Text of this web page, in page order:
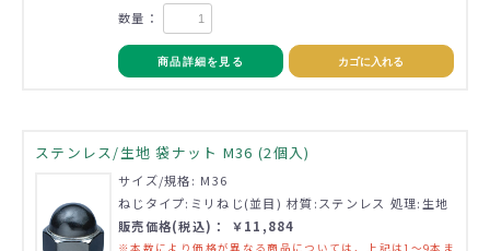
数量：
商品詳細を見る カゴに入れる
ステンレス/生地 袋ナット M36 (2個入)
サイズ/規格: M36
ねじタイプ:ミリねじ(並目) 材質:ステンレス 処理:生地
販売価格(税込)： ￥11,884
※本数により価格が異なる商品については、上記は1～9本ま